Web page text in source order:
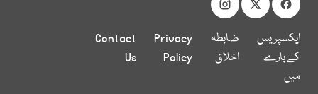
ایکسپریس
کے بارے
میں
ضابطہ
اخلاق
Privacy
Policy
Contact
Us